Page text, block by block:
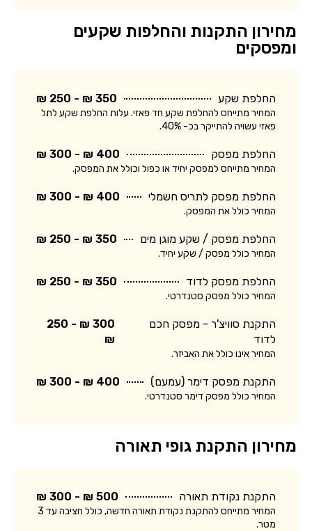
מחירון התקנות והחלפות שקעים
ומפסקים
החלפת שקע 350 ₪ - 250 ₪
המחיר מתייחס להחלפת שקע חד פאזי. עלות החלפת שקע לתל
פאזי עשויה להתייקר בכ- 40%.
החלפת מפסק 400 ₪ - 300 ₪
המחיר מתייחס למפסק יחיד או כפול וכולל את המפסק.
החלפת מפסק לתריס חשמלי 400 ₪ - 300 ₪
המחיר כולל את המפסק.
החלפת מפסק / שקע מוגן מים 350 ₪ - 250 ₪
המחיר כולל מפסק / שקע יחיד.
החלפת מפסק לדוד 350 ₪ - 250 ₪
המחיר כולל מפסק סטנדרטי.
התקנת סוויצ'ר - מפסק חכם
לדוד
300 ₪ - 250
₪
המחיר אינו כולל את האביזר.
התקנת מפסק דימר (עמעם) 400 ₪ - 300 ₪
המחיר כולל מפסק דימר סטנדרטי.
מחירון התקנת גופי תאורה
התקנת נקודת תאורה 500 ₪ - 300 ₪
המחיר מתייחס להתקנת נקודת תאורה חדשה, כולל חציבה עד 3
מטר.